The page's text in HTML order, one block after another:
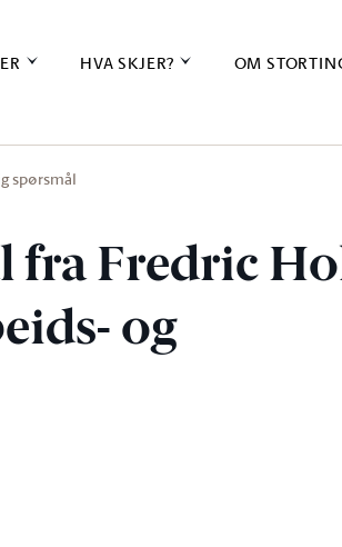
HVA SKJER? OM
spørsmål
fra Fredric
og